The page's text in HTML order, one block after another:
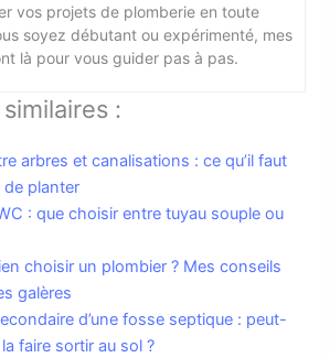
vos projets de plomberie en toute
soyez débutant ou expérimenté, mes
là pour vous guider pas à pas.
:
arbres et canalisations : ce qu’il faut
de planter
: que choisir entre tuyau souple ou
choisir un plombier ? Mes conseils
galères
d’une fosse septique : peut-
faire sortir au sol ?